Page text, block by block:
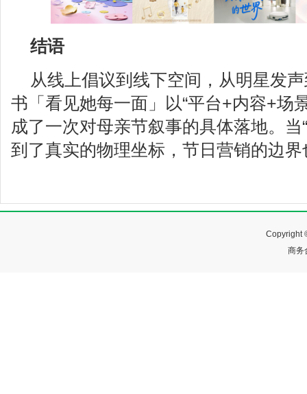
结语
从线上倡议到线下空间，从明星发
书「看见她每一面」以“平台+内容+场
成了一次对母亲节叙事的具体落地。当
到了真实的物理坐标，节日营销的边
Copyright
商